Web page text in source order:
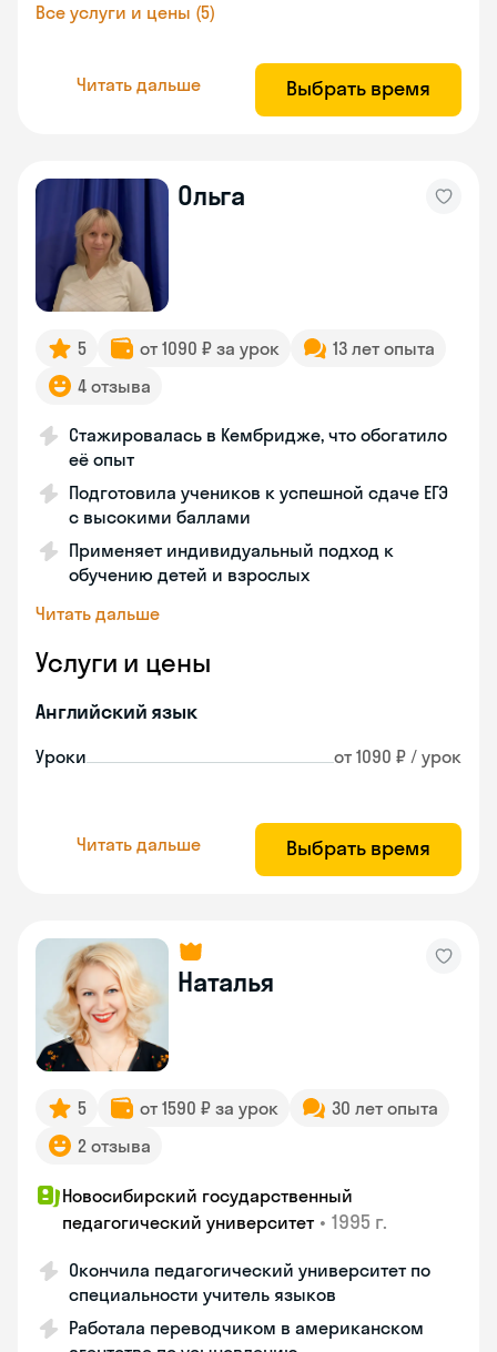
Все услуги и цены (5)
Читать дальше Выбрать время
Ольга
5 от 1090 ₽ за урок
13 лет опыта
4 отзыва
Стажировалась в Кембридже, что обогатило
её опыт
Подготовила учеников к успешной сдаче ЕГЭ
с высокими баллами
Применяет индивидуальный подход к
обучению детей и взрослых
Читать дальше
Услуги и цены
Английский язык
Уроки от 1090 ₽ / урок
Читать дальше Выбрать время
Наталья
5 от 1590 ₽ за урок
30 лет опыта
2 отзыва
Новосибирский государственный
педагогический университет • 1995 г.
Окончила педагогический университет по
специальности учитель языков
Работала переводчиком в американском